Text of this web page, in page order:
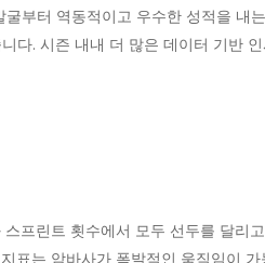
부터 역동적이고 우수한 성적을 내
다. 시즌 내내 더 많은 데이터 기반
프린트 횟수에서 모두 선두를 달리
표는 암바사가 폭발적인 움직임이